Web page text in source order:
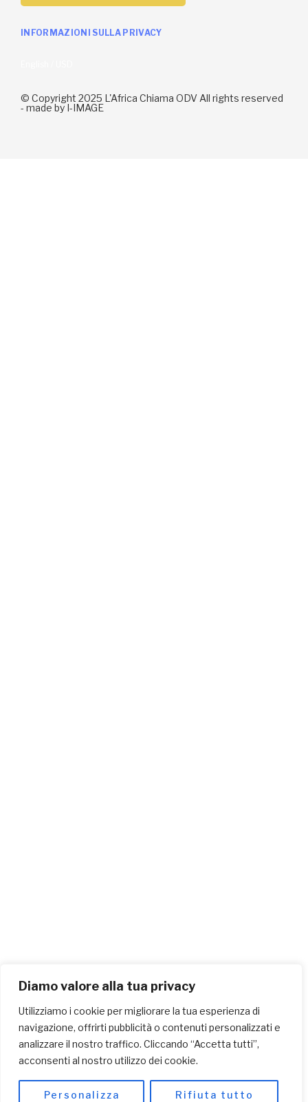
Diamo valore alla tua privacy
Utilizziamo i cookie per migliorare la tua esperienza di
navigazione, offrirti pubblicità o contenuti personalizzati e
analizzare il nostro traffico. Cliccando “Accetta tutti”,
acconsenti al nostro utilizzo dei cookie.
Personalizza Rifiuta tutto
INFORMAZIONI SULLA PRIVACY
© Copyright 2025 L'Africa Chiama ODV All rights reserved
- made by I-IMAGE